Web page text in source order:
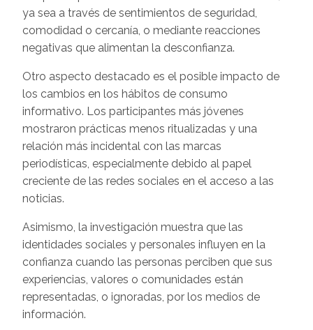
ya sea a través de sentimientos de seguridad,
comodidad o cercanía, o mediante reacciones
negativas que alimentan la desconfianza.
Otro aspecto destacado es el posible impacto de
los cambios en los hábitos de consumo
informativo. Los participantes más jóvenes
mostraron prácticas menos ritualizadas y una
relación más incidental con las marcas
periodísticas, especialmente debido al papel
creciente de las redes sociales en el acceso a las
noticias.
Asimismo, la investigación muestra que las
identidades sociales y personales influyen en la
confianza cuando las personas perciben que sus
experiencias, valores o comunidades están
representadas, o ignoradas, por los medios de
información.